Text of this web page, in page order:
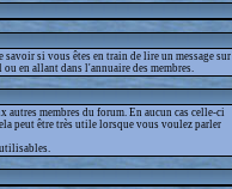
savoir si vous êtes en train de lire un message sur
en allant dans l'annuaire des membres.
autres membres du forum. En aucun cas celle-ci
peut être très utile lorsque vous voulez parler